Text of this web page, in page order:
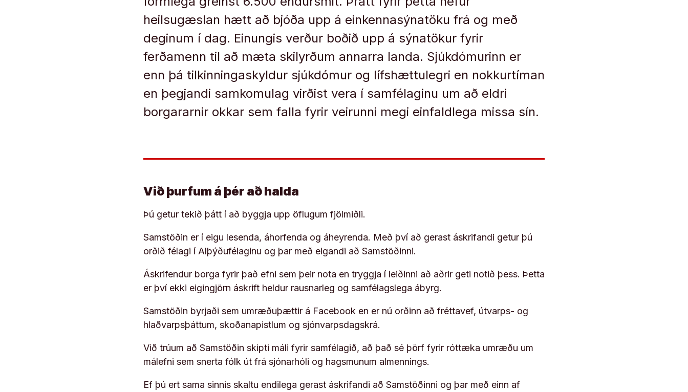
heilsugæslan hætt að bjóða upp á einkennasýnatöku frá og með
deginum í dag. Einungis verður boðið upp á sýnatökur fyrir
ferðamenn til að mæta skilyrðum annarra landa. Sjúkdómurinn er
enn þá tilkinningaskyldur sjúkdómur og lífshættulegri en nokkurtíman
en þegjandi samkomulag virðist vera í samfélaginu um að eldri
borgararnir okkar sem falla fyrir veirunni megi einfaldlega missa sín.
Við þurfum á þér að halda
Þú getur tekið þátt í að byggja upp öflugum fjölmiðli.
Samstöðin er í eigu lesenda, áhorfenda og áheyrenda. Með því að gerast áskrifandi getur þú
orðið félagi í Alþýðufélaginu og þar með eigandi að Samstöðinni.
Áskrifendur borga fyrir það efni sem þeir nota en tryggja í leiðinni að aðrir geti notið þess. Þetta
er því ekki eigingjörn áskrift heldur rausnarleg og samfélagslega ábyrg.
Samstöðin byrjaði sem umræðuþættir á Facebook en er nú orðinn að fréttavef, útvarps- og
hlaðvarpsþáttum, skoðanapistlum og sjónvarpsdagskrá.
Við trúum að Samstöðin skipti máli fyrir samfélagið, að það sé þörf fyrir róttæka umræðu um
málefni sem snerta fólk út frá sjónarhóli og hagsmunum almennings.
Ef þú ert sama sinnis skaltu endilega gerast áskrifandi að Samstöðinni og þar með einn af